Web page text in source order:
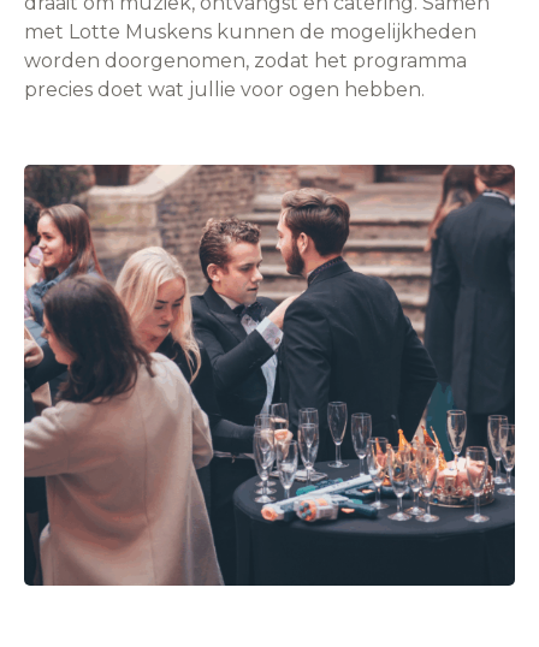
met Lotte Muskens kunnen de mogelijkheden
worden doorgenomen, zodat het programma
precies doet wat jullie voor ogen hebben.